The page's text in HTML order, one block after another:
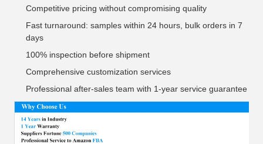
Competitive pricing without compromising quality
Fast turnaround: samples within 24 hours, bulk orders in 7
days
100% inspection before shipment
Comprehensive customization services
Professional after-sales team with 1-year service guarantee